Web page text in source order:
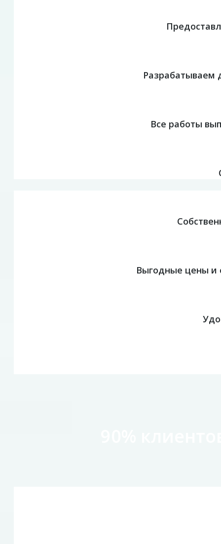
Разрабатываем
Все работы
Выгодные цены и